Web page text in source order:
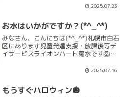
大人気！！ずっとここにいたいなぁ
💦「7月活動」「...
2025.07.23
お水はいかがですか？(*^_^*)
みなさん、こんにちは(*^_^*)札幌市白石
区にあります児童発達支援・放課後等デ
イサービスライオンハート菊水です🦁お
に行って、お砂場遊びをしました。お片
すか？暑い日だっ...
2025.07.16
もうすぐハロウィン🎃